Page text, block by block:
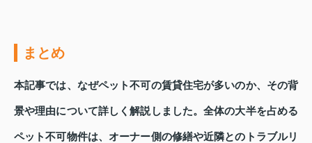
まとめ
本記事では、なぜペット不可の賃貸住宅が多いのか、その背
景や理由について詳しく解説しました。全体の大半を占める
ペット不可物件は、オーナー側の修繕や近隣とのトラブルリ